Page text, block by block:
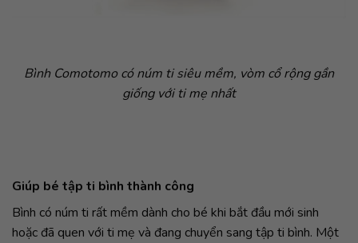
Bình Comotomo có núm ti siêu mềm, vòm cổ rộng gần
giống với ti mẹ nhất
Giúp bé tập ti bình thành công
Bình có núm ti rất mềm dành cho bé khi bắt đầu mới sinh
hoặc đã quen với ti mẹ và đang chuyển sang tập ti bình. Một